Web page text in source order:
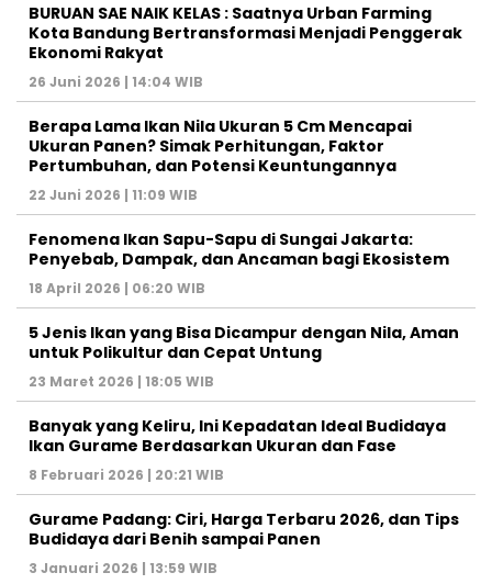
BURUAN SAE NAIK KELAS : Saatnya Urban Farming
Kota Bandung Bertransformasi Menjadi Penggerak
Ekonomi Rakyat
26 Juni 2026 | 14:04 WIB
Berapa Lama Ikan Nila Ukuran 5 Cm Mencapai
Ukuran Panen? Simak Perhitungan, Faktor
Pertumbuhan, dan Potensi Keuntungannya
22 Juni 2026 | 11:09 WIB
Fenomena Ikan Sapu-Sapu di Sungai Jakarta:
Penyebab, Dampak, dan Ancaman bagi Ekosistem
18 April 2026 | 06:20 WIB
5 Jenis Ikan yang Bisa Dicampur dengan Nila, Aman
untuk Polikultur dan Cepat Untung
23 Maret 2026 | 18:05 WIB
Banyak yang Keliru, Ini Kepadatan Ideal Budidaya
Ikan Gurame Berdasarkan Ukuran dan Fase
8 Februari 2026 | 20:21 WIB
Gurame Padang: Ciri, Harga Terbaru 2026, dan Tips
Budidaya dari Benih sampai Panen
3 Januari 2026 | 13:59 WIB